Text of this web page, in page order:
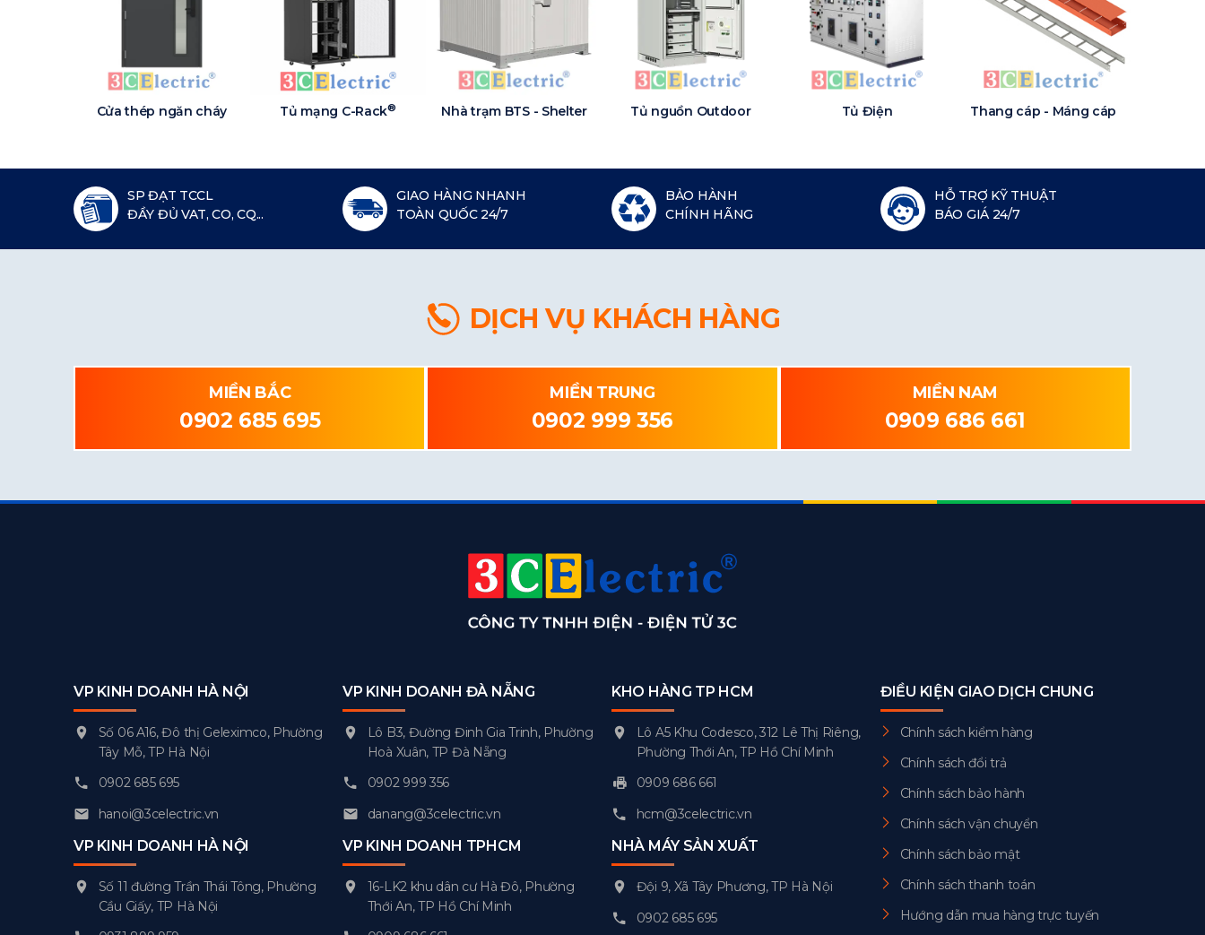
Cửa thép ngăn cháy Tủ mạng C-Rack® Nhà trạm BTS - Shelter Tủ nguồn Outdoor Tủ Điện Thang cáp - Máng cáp
SP ĐẠT TCCL
ĐẦY ĐỦ VAT, CO, CQ...
GIAO HÀNG NHANH
TOÀN QUỐC 24/7
BẢO HÀNH
CHÍNH HÃNG
HỖ TRỢ KỸ THUẬT
BÁO GIÁ 24/7
DỊCH VỤ KHÁCH HÀNG
MIỀN BẮC
0902 685 695
MIỀN TRUNG
0902 999 356
MIỀN NAM
0909 686 661
VP KINH DOANH HÀ NỘI
Số 06 A16, Đô thị Geleximco, Phường
Tây Mỗ, TP Hà Nội
0902 685 695
hanoi@3celectric.vn
VP KINH DOANH HÀ NỘI
Số 11 đường Trần Thái Tông, Phường
Cầu Giấy, TP Hà Nội
VP KINH DOANH ĐÀ NẴNG
Lô B3, Đường Đinh Gia Trinh, Phường
Hoà Xuân, TP Đà Nẵng
0902 999 356
danang@3celectric.vn
VP KINH DOANH TPHCM
16-LK2 khu dân cư Hà Đô, Phường
Thới An, TP Hồ Chí Minh
KHO HÀNG TP HCM
Lô A5 Khu Codesco, 312 Lê Thị Riêng,
Phường Thới An, TP Hồ Chí Minh
0909 686 661
hcm@3celectric.vn
NHÀ MÁY SẢN XUẤT
Đội 9, Xã Tây Phương, TP Hà Nội
0902 685 695
ĐIỀU KIỆN GIAO DỊCH CHUNG
Chính sách kiểm hàng
Chính sách đổi trả
Chính sách bảo hành
Chính sách vận chuyển
Chính sách bảo mật
Chính sách thanh toán
Hướng dẫn mua hàng trực tuyến